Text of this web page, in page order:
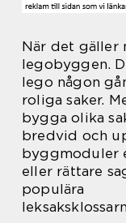
När det gäller
legobyggen.
lego någon
roliga saker.
bygga olika
bredvid och
byggmoduler
eller rättare
populära